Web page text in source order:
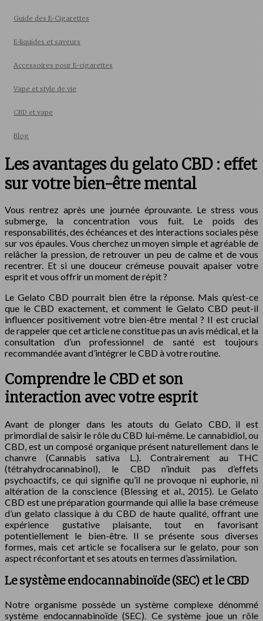
Guide des E-Cigarettes
E-liquides et saveurs
Accessoires pour E-cigarettes
Vape et style de vie
CBD et vape
Blog
Les avantages du gelato CBD : effet
sur votre bien-être mental
Vous rentrez après une journée éprouvante. Le stress vous
submerge, la concentration vous fuit. Le poids des
responsabilités, des échéances et des interactions sociales pèse
sur vos épaules. Vous cherchez un moyen simple et agréable de
relâcher la pression, de retrouver un peu de calme et de vous
recentrer. Et si une douceur crémeuse pouvait apaiser votre
esprit et vous offrir un moment de répit ?
Le Gelato CBD pourrait bien être la réponse. Mais qu’est-ce
que le CBD exactement, et comment le Gelato CBD peut-il
influencer positivement votre bien-être mental ? Il est crucial
de rappeler que cet article ne constitue pas un avis médical, et la
consultation d’un professionnel de santé est toujours
recommandée avant d’intégrer le CBD à votre routine.
Comprendre le CBD et son
interaction avec votre esprit
Avant de plonger dans les atouts du Gelato CBD, il est
primordial de saisir le rôle du CBD lui-même. Le cannabidiol, ou
CBD, est un composé organique présent naturellement dans le
chanvre (Cannabis sativa L.). Contrairement au THC
(tétrahydrocannabinol), le CBD n’induit pas d’effets
psychoactifs, ce qui signifie qu’il ne provoque ni euphorie, ni
altération de la conscience (Blessing et al., 2015). Le Gelato
CBD est une préparation gourmande qui allie la base crémeuse
d’un gelato classique à du CBD de haute qualité, offrant une
expérience gustative plaisante, tout en favorisant
potentiellement le bien-être. Il se présente sous diverses
formes, mais cet article se focalisera sur le gelato, pour son
aspect réconfortant et ses atouts en termes d’assimilation.
Le système endocannabinoïde (SEC) et le CBD
Notre organisme possède un système complexe dénommé
système endocannabinoïde (SEC). Ce système joue un rôle